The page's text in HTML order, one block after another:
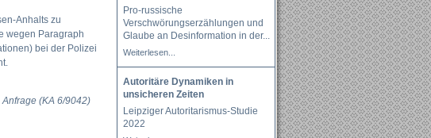
Anhalts zu
wegen Paragraph
bei der Polizei
(KA 6/9042)
Pro-russische
Verschwörungserzählungen und
Glaube an Desinformation in der...
Weiterlesen...
Autoritäre Dynamiken in
unsicheren Zeiten
Leipziger Autoritarismus-Studie
2022